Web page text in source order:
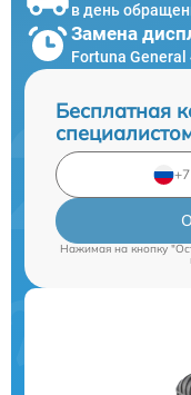
в день
Замена
Fortuna General
Бесплатная
Нажимая на кнопку